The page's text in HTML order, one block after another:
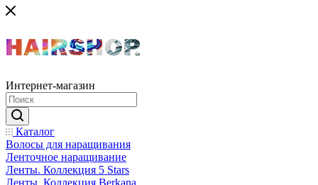
Интернет-магазин
Каталог
Волосы для наращивания
Ленточное наращивание
Ленты. Коллекция 5 Stars
Ленты. Коллекция Berkana